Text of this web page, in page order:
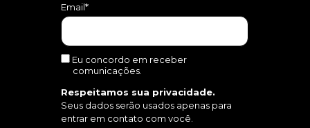
Email*
Eu concordo em receber
comunicações.
Respeitamos sua privacidade.
Seus dados serão usados apenas para
entrar em contato com você.